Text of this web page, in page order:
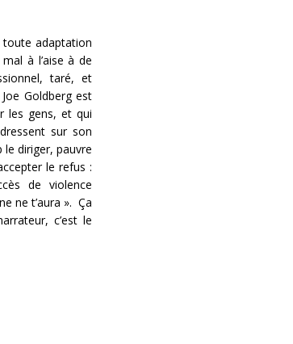
toute adaptation
à l’aise à de
taré, et
Goldberg est
les gens, et qui
sur son
diriger, pauvre
le refus :
de violence
ne t’aura ». Ça
c’est le